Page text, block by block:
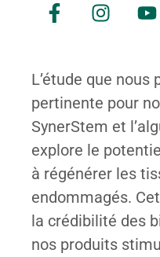
L’étude que
pertinente pour
SynerStem et
explore le
à régénérer les
endommagés.
la crédibilité des
nos produits